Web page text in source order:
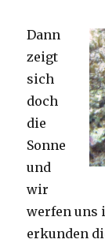
Dann
zeigt
sich
doch
die
Sonne
und
wir
werfen uns
erkunden